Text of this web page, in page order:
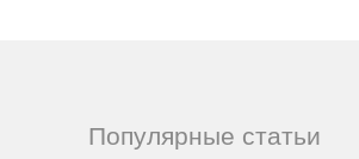
Популярные статьи